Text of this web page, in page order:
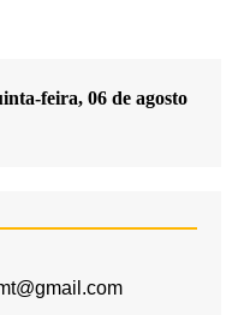
feira, 06 de agosto